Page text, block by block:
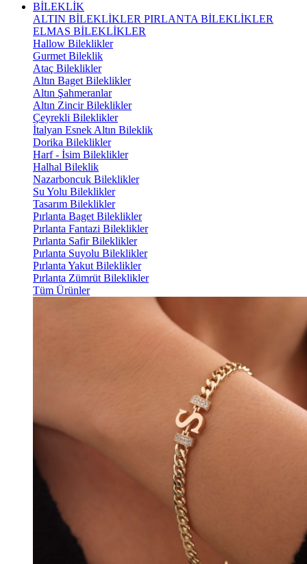
BİLEKLİK
ALTIN BİLEKLİKLER PIRLANTA BİLEKLİKLER
ELMAS BİLEKLİKLER
Hallow Bileklikler
Gurmet Bileklik
Ataç Bileklikler
Altın Baget Bileklikler
Altın Şahmeranlar
Altın Zincir Bileklikler
Çeyrekli Bileklikler
İtalyan Esnek Altın Bileklik
Dorika Bileklikler
Harf - İsim Bileklikler
Halhal Bileklik
Nazarboncuk Bileklikler
Su Yolu Bileklikler
Tasarım Bileklikler
Pırlanta Baget Bileklikler
Pırlanta Fantazi Bileklikler
Pırlanta Safir Bileklikler
Pırlanta Suyolu Bileklikler
Pırlanta Yakut Bileklikler
Pırlanta Zümrüt Bileklikler
Tüm Ürünler